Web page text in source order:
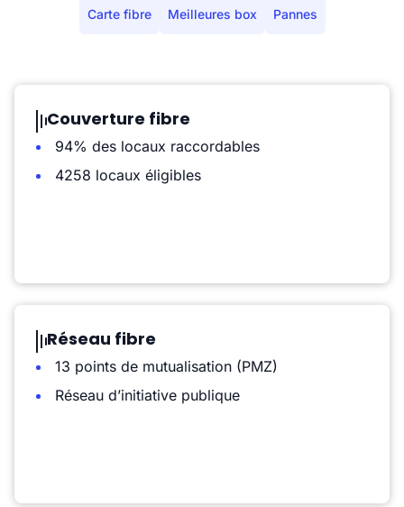
Carte fibre Meilleures box Pannes
Couverture fibre
94% des locaux raccordables
4258 locaux éligibles
Réseau fibre
13 points de mutualisation (PMZ)
Réseau d’initiative publique